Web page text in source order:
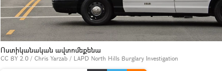
Ոստիկանական ավտոմեքենա
CC BY 2.0 / Chris Yarzab / LAPD North Hills Burglary Investigation